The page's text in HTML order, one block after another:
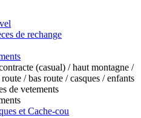
de rechange
(casual) / haut montagne /
/ bas route / casques / enfants
de vetements
et Cache-cou